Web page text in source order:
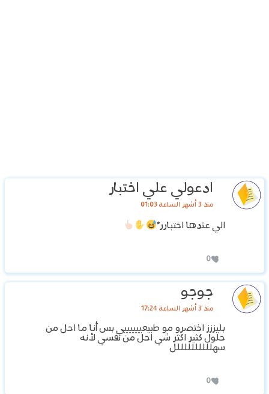
ادعولي علي اختبار
منذ 3 أشهر الساعة 01:03
الي عندها اختبارر*
0
جوجو
منذ 3 أشهر الساعة 17:24
بليززز اختصرو مو طبيعييييييي بس أنا ما احل من
حلول كثير اكثر شي احل من نفسي لأنه
سهللللللللللل
0